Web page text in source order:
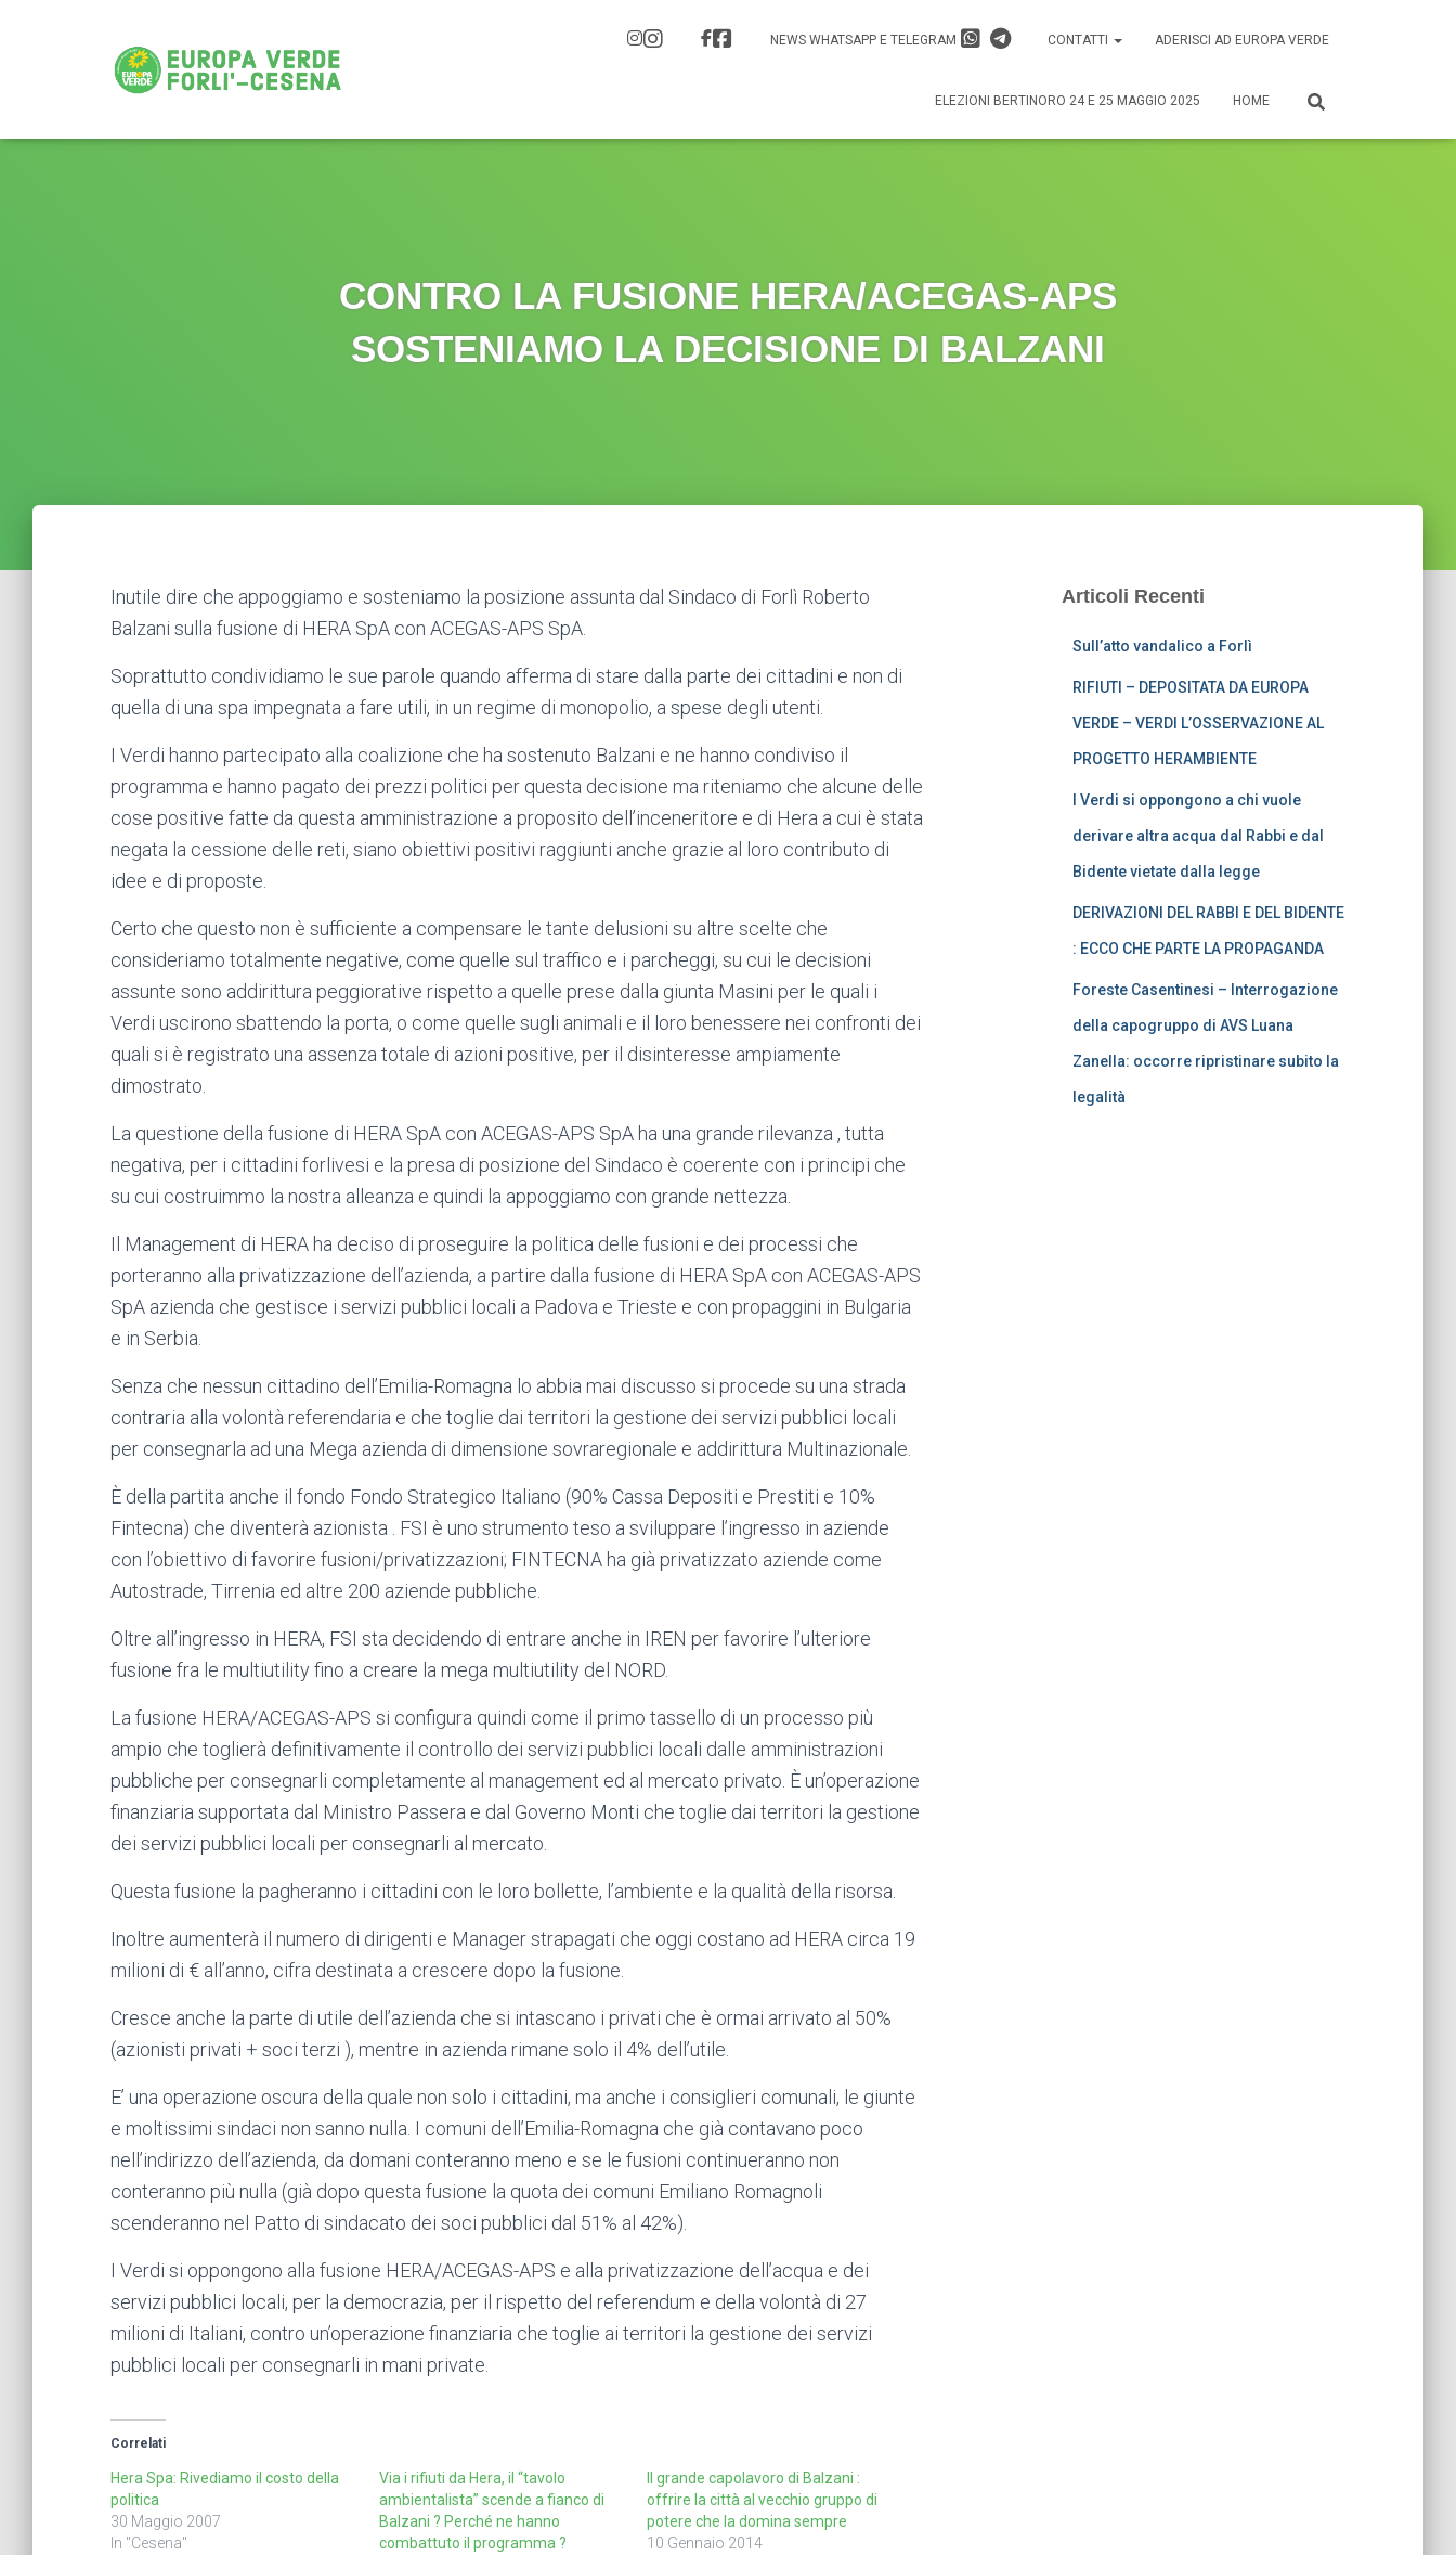
NEWS WHATSAPP E TELEGRAM CONTATTI ADERISCI AD EUROPA VERDE
ELEZIONI BERTINORO 24 E 25 MAGGIO 2025 HOME
CONTRO LA FUSIONE HERA/ACEGAS-APS
SOSTENIAMO LA DECISIONE DI BALZANI
Inutile dire che appoggiamo e sosteniamo la posizione assunta dal Sindaco di Forlì Roberto
Balzani sulla fusione di HERA SpA con ACEGAS-APS SpA.
Soprattutto condividiamo le sue parole quando afferma di stare dalla parte dei cittadini e non di
quella di una spa impegnata a fare utili, in un regime di monopolio, a spese degli utenti.
I Verdi hanno partecipato alla coalizione che ha sostenuto Balzani e ne hanno condiviso il
programma e hanno pagato dei prezzi politici per questa decisione ma riteniamo che alcune delle
cose positive fatte da questa amministrazione a proposito dell’inceneritore e di Hera a cui è stata
negata la cessione delle reti, siano obiettivi positivi raggiunti anche grazie al loro contributo di
idee e di proposte.
Certo che questo non è sufficiente a compensare le tante delusioni su altre scelte che
consideriamo totalmente negative, come quelle sul traffico e i parcheggi, su cui le decisioni
assunte sono addirittura peggiorative rispetto a quelle prese dalla giunta Masini per le quali i
Verdi uscirono sbattendo la porta, o come quelle sugli animali e il loro benessere nei confronti dei
quali si è registrato una assenza totale di azioni positive, per il disinteresse ampiamente
dimostrato.
La questione della fusione di HERA SpA con ACEGAS-APS SpA ha una grande rilevanza , tutta
negativa, per i cittadini forlivesi e la presa di posizione del Sindaco è coerente con i principi che
su cui costruimmo la nostra alleanza e quindi la appoggiamo con grande nettezza.
Il Management di HERA ha deciso di proseguire la politica delle fusioni e dei processi che
porteranno alla privatizzazione dell’azienda, a partire dalla fusione di HERA SpA con ACEGAS-APS
SpA azienda che gestisce i servizi pubblici locali a Padova e Trieste e con propaggini in Bulgaria
e in Serbia.
Senza che nessun cittadino dell’Emilia-Romagna lo abbia mai discusso si procede su una strada
contraria alla volontà referendaria e che toglie dai territori la gestione dei servizi pubblici locali
per consegnarla ad una Mega azienda di dimensione sovraregionale e addirittura Multinazionale.
È della partita anche il fondo Fondo Strategico Italiano (90% Cassa Depositi e Prestiti e 10%
Fintecna) che diventerà azionista . FSI è uno strumento teso a sviluppare l’ingresso in aziende
con l’obiettivo di favorire fusioni/privatizzazioni; FINTECNA ha già privatizzato aziende come
Autostrade, Tirrenia ed altre 200 aziende pubbliche.
Oltre all’ingresso in HERA, FSI sta decidendo di entrare anche in IREN per favorire l’ulteriore
fusione fra le multiutility fino a creare la mega multiutility del NORD.
La fusione HERA/ACEGAS-APS si configura quindi come il primo tassello di un processo più
ampio che toglierà definitivamente il controllo dei servizi pubblici locali dalle amministrazioni
pubbliche per consegnarli completamente al management ed al mercato privato. È un’operazione
finanziaria supportata dal Ministro Passera e dal Governo Monti che toglie dai territori la gestione
dei servizi pubblici locali per consegnarli al mercato.
Questa fusione la pagheranno i cittadini con le loro bollette, l’ambiente e la qualità della risorsa.
Inoltre aumenterà il numero di dirigenti e Manager strapagati che oggi costano ad HERA circa 19
milioni di € all’anno, cifra destinata a crescere dopo la fusione.
Cresce anche la parte di utile dell’azienda che si intascano i privati che è ormai arrivato al 50%
(azionisti privati + soci terzi ), mentre in azienda rimane solo il 4% dell’utile.
E’ una operazione oscura della quale non solo i cittadini, ma anche i consiglieri comunali, le giunte
e moltissimi sindaci non sanno nulla. I comuni dell’Emilia-Romagna che già contavano poco
nell’indirizzo dell’azienda, da domani conteranno meno e se le fusioni continueranno non
conteranno più nulla (già dopo questa fusione la quota dei comuni Emiliano Romagnoli
scenderanno nel Patto di sindacato dei soci pubblici dal 51% al 42%).
I Verdi si oppongono alla fusione HERA/ACEGAS-APS e alla privatizzazione dell’acqua e dei
servizi pubblici locali, per la democrazia, per il rispetto del referendum e della volontà di 27
milioni di Italiani, contro un’operazione finanziaria che toglie ai territori la gestione dei servizi
pubblici locali per consegnarli in mani private.
Correlati
Hera Spa: Rivediamo il costo della
politica
30 Maggio 2007
In "Cesena"
Via i rifiuti da Hera, il “tavolo
ambientalista” scende a fianco di
Balzani ? Perché ne hanno
combattuto il programma ?
Il grande capolavoro di Balzani :
offrire la città al vecchio gruppo di
potere che la domina sempre
10 Gennaio 2014
Articoli Recenti
Sull’atto vandalico a Forlì
RIFIUTI – DEPOSITATA DA EUROPA
VERDE – VERDI L’OSSERVAZIONE AL
PROGETTO HERAMBIENTE
I Verdi si oppongono a chi vuole
derivare altra acqua dal Rabbi e dal
Bidente vietate dalla legge
DERIVAZIONI DEL RABBI E DEL BIDENTE
: ECCO CHE PARTE LA PROPAGANDA
Foreste Casentinesi – Interrogazione
della capogruppo di AVS Luana
Zanella: occorre ripristinare subito la
legalità